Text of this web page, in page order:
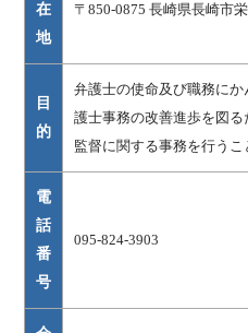
在
地
〒850-0875 長崎県長崎市
目
的
弁護士の使命及び職務に
護士事務の改善進歩を図
監督に関する事務を行うこ
電
話
番
号
095-824-3903